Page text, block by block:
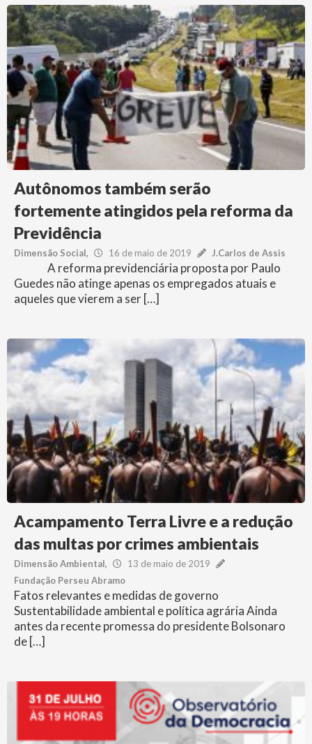
Autônomos também serão
fortemente atingidos pela reforma da
Previdência
Dimensão Social 16 de maio de 2019 J.Carlos de Assis
A reforma previdenciária proposta por Paulo
Guedes não atinge apenas os empregados atuais e
aqueles que vierem a ser […]
Acampamento Terra Livre e a redução
das multas por crimes ambientais
Dimensão Ambiental
13 de maio de 2019
Fundação Perseu Abramo
Fatos relevantes e medidas de governo
Sustentabilidade ambiental e política agrária Ainda
antes da recente promessa do presidente Bolsonaro
de […]